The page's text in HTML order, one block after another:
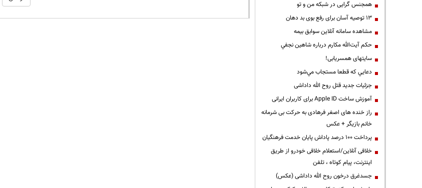
همجنس گرایی در شبکه من و تو
13 توصیه آسان برای رفع بوی بد دهان
مشاهده سامانه آنلاين سوابق بیمه
حكم آيت‌الله مكارم درباره شاهين نجفي
سایتهای همسریابی!
دعايي كه قطعا مستجاب مي‌شود
جزئیات جدید قتل روح الله داداشی
آموزش ساخت Apple ID برای کاربران ایرانی
راز خنده های اصغر فرهادی به حرکت بی شرمانه
خانم بازیگر + عکس
پرداخت ۱۰۰ درصد پاداش پایان خدمت فرهنگیان
خلافی آنلاین/استعلام خلافی خودرو از طریق
اینترنت، پیام کوتاه ، تلفن
جسدغرق درخون روح الله داداشی (عکس)